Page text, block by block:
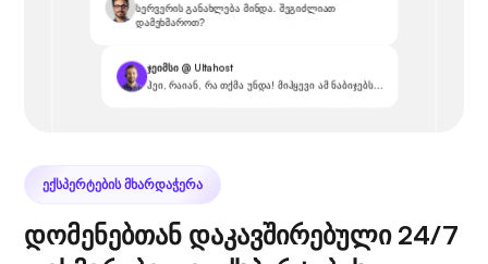
სერვერის განახლება მინდა. შეგიძლიათ
დამეხმაროთ?
ჯეიმსი @ Ultahost
ჰეი, რაიან, რა თქმა უნდა! მიჰყევი ამ ნაბიჯებს...
ᲔᲥᲡᲞᲔᲠᲢᲔᲑᲘᲡ ᲛᲮᲐᲠᲓᲐᲭᲔᲠᲐ
დომენებთან დაკავშირებული 24/7